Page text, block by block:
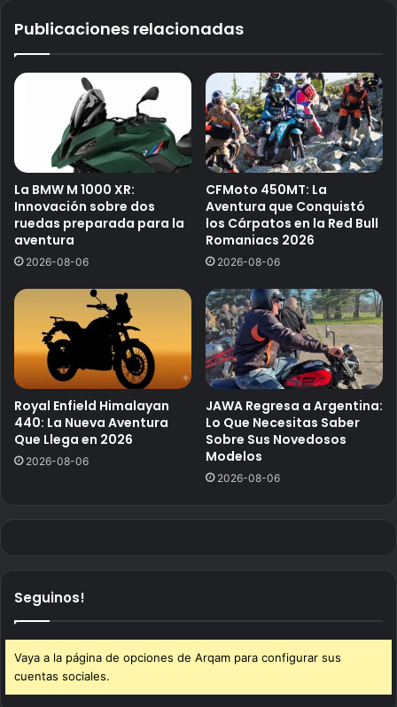
Publicaciones relacionadas
La BMW M 1000 XR:
Innovación sobre dos
ruedas preparada para la
aventura
2026-08-06
CFMoto 450MT: La
Aventura que Conquistó
los Cárpatos en la Red Bull
Romaniacs 2026
2026-08-06
Royal Enfield Himalayan
440: La Nueva Aventura
Que Llega en 2026
2026-08-06
JAWA Regresa a Argentina:
Lo Que Necesitas Saber
Sobre Sus Novedosos
Modelos
2026-08-06
Seguinos!
Vaya a la página de opciones de Arqam para configurar sus
cuentas sociales.